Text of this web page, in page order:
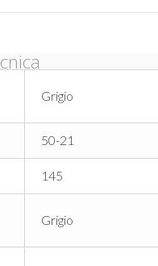
Grigio
50-21
145
Grigio